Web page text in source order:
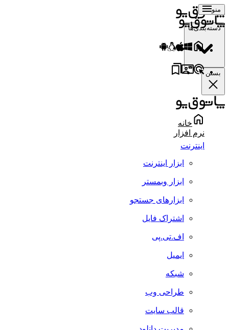
منو
دسته‌بندی‌ها
بستن
خانه
نرم افزار
اینترنت
ابزار اینترنت
ابزار وبمستر
ابزارهای جستجو
اشتراک فایل
اف.تی.پی
ایمیل
شبکه
طراحی وب
قالب سایت